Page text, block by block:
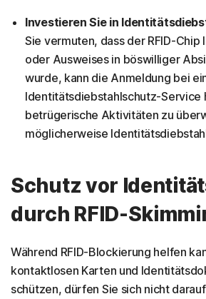
Investieren Sie in
Sie vermuten, dass der RFID-Chip
oder Ausweises in böswilliger
wurde, kann die Anmeldung bei
Identitätsdiebstahlschutz-Service
betrügerische Aktivitäten zu
möglicherweise
Schutz vor
durch RFID-
Während RFID-Blockierung helfen
kontaktlosen Karten und
schützen, dürfen Sie sich nicht